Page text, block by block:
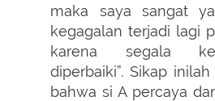
maka saya sangat
kegagalan terjadi lagi
karena segala
diperbaiki”. Sikap
bahwa si A percaya